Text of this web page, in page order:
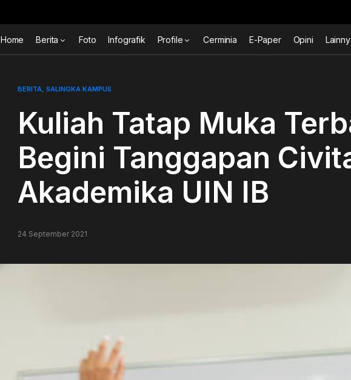
Home Berita Foto Infografik Profile Cerminia E-Paper Opini
BERITA SALINGKA KAMPUS
Kuliah Tatap Muka
Begini Tanggapan
Akademika UIN IB
24 September 2021